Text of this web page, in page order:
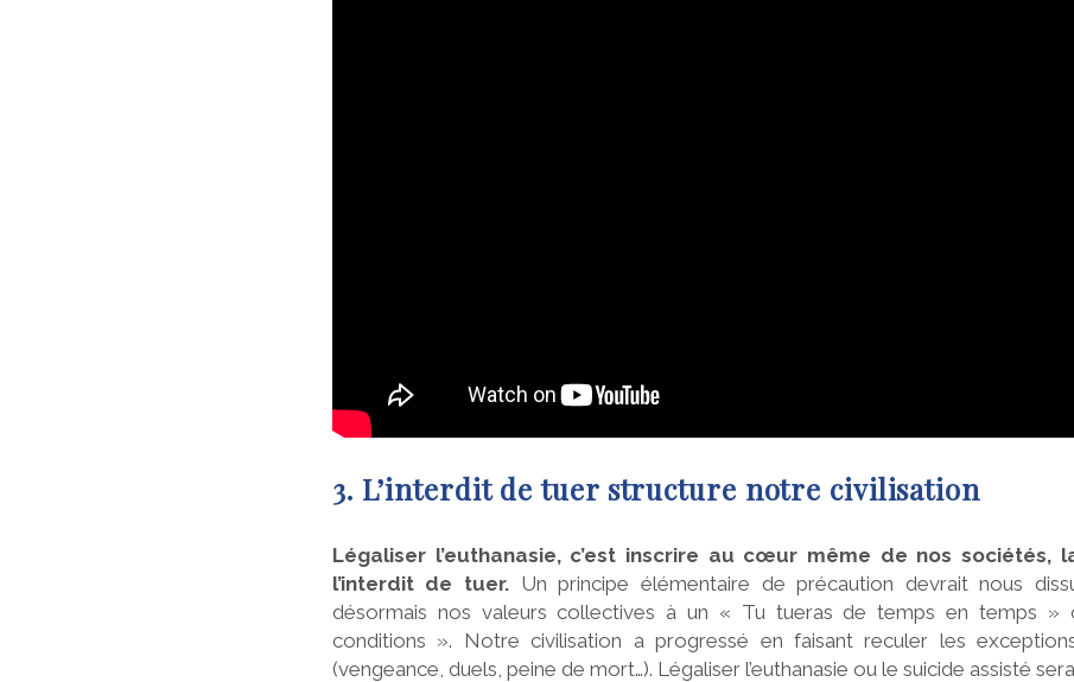
3. L’interdit de tuer structure notre civilisation
Légaliser l’euthanasie, c’est inscrire au cœur même de nos sociétés,
l’interdit de tuer. Un principe élémentaire de précaution devrait nous
désormais nos valeurs collectives à un « Tu tueras de temps en temps »
conditions ». Notre civilisation a progressé en faisant reculer les
(vengeance, duels, peine de mort…). Légaliser l’euthanasie ou le suicide assisté